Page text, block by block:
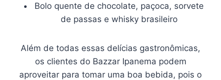
Bolo quente de chocolate, paçoca, sorvete
de passas e whisky brasileiro
Além de todas essas delícias gastronômicas,
os clientes do Bazzar Ipanema podem
aproveitar para tomar uma boa bebida, pois o